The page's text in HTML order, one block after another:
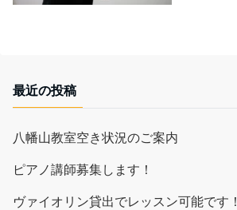
最近の投稿
八幡山教室空き状況のご案内
ピアノ講師募集します！
ヴァイオリン貸出でレッスン可能です！